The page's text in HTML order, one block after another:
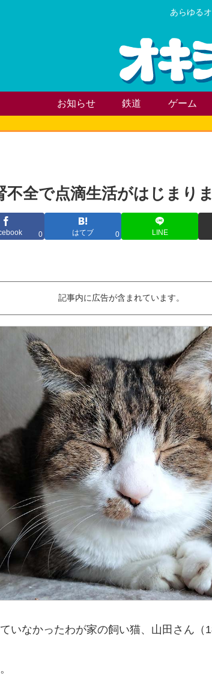
あらゆる
お知らせ 鉄道 ゲーム
不全で点滴生活がはじまり
0 はてブ 0 LINE
記事内に広告が含まれています。
いなかったわが家の飼い猫、山田さん（